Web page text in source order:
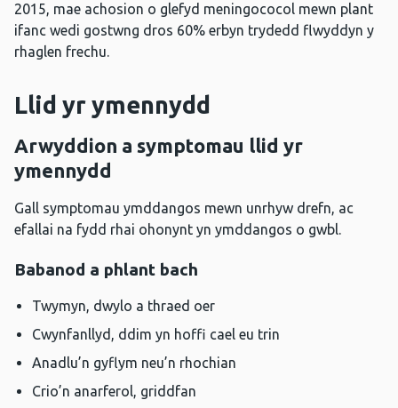
2015, mae achosion o glefyd meningococol mewn plant
ifanc wedi gostwng dros 60% erbyn trydedd flwyddyn y
rhaglen frechu.
Llid yr ymennydd
Arwyddion a symptomau llid yr
ymennydd
Gall symptomau ymddangos mewn unrhyw drefn, ac
efallai na fydd rhai ohonynt yn ymddangos o gwbl.
Babanod a phlant bach
Twymyn, dwylo a thraed oer
Cwynfanllyd, ddim yn hoffi cael eu trin
Anadlu’n gyflym neu’n rhochian
Crio’n anarferol, griddfan